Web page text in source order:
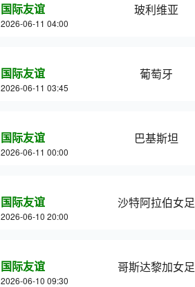
国际友谊
2026-06-11 04:00
玻利维亚
国际友谊
2026-06-11 03:45
葡萄牙
国际友谊
2026-06-11 00:00
巴基斯坦
国际友谊
2026-06-10 20:00
沙特阿拉伯女足
国际友谊
2026-06-10 09:30
哥斯达黎加女足